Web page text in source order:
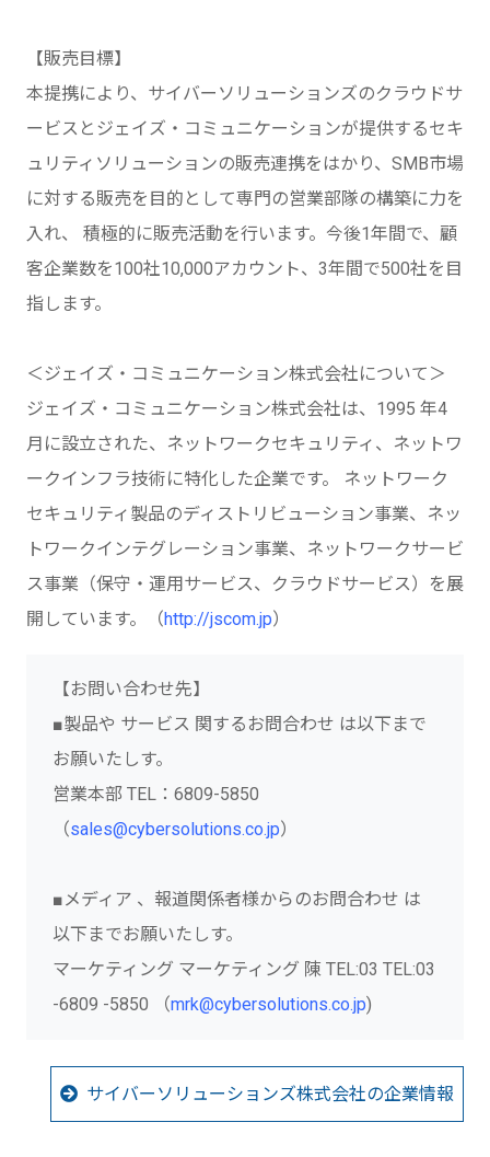
【販売目標】
本提携により、サイバーソリューションズのクラウドサ
ービスとジェイズ・コミュニケーションが提供するセキ
ュリティソリューションの販売連携をはかり、SMB市場
に対する販売を目的として専門の営業部隊の構築に力を
入れ、 積極的に販売活動を行います。今後1年間で、顧
客企業数を100社10,000アカウント、3年間で500社を目
指します。
＜ジェイズ・コミュニケーション株式会社について＞
ジェイズ・コミュニケーション株式会社は、1995 年4
月に設立された、ネットワークセキュリティ、ネットワ
ークインフラ技術に特化した企業です。 ネットワーク
セキュリティ製品のディストリビューション事業、ネッ
トワークインテグレーション事業、ネットワークサービ
ス事業（保守・運用サービス、クラウドサービス）を展
開しています。（http://jscom.jp）
【お問い合わせ先】
■製品や サービス 関するお問合わせ は以下まで
お願いたしす。
営業本部 TEL：6809-5850
（sales@cybersolutions.co.jp）
■メディア 、報道関係者様からのお問合わせ は
以下までお願いたしす。
マーケティング マーケティング 陳 TEL:03 TEL:03
-6809 -5850 （mrk@cybersolutions.co.jp)
サイバーソリューションズ株式会社の企業情報